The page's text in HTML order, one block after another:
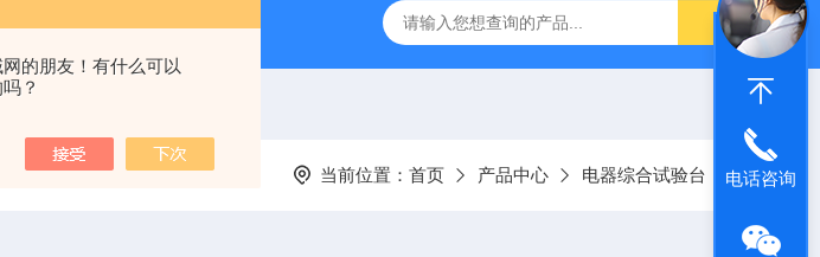
的朋友！有什么可以
？
复合绝缘子拉力试验机 矿用电缆打压设备 超低频耐
当前位置： 首页 产品中心 电器综合试验台 电话咨询